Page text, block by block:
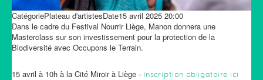
CatégoriePlateau d'artistesDate15 avril 2025 20:00
Dans le cadre du Festival Nourrir Liège, Manon donnera une
Masterclass sur son investissement pour la protection de la
Biodiversité avec Occupons le Terrain.
15 avril à 10h à la Cité Miroir à Liège - Inscription obligatoire ici